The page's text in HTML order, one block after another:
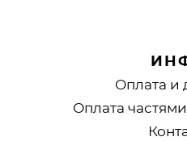
Оплата и
Оплата